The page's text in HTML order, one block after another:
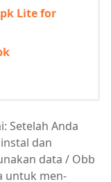
Lite for
Setelah Anda
dan
data / Obb
untuk men-